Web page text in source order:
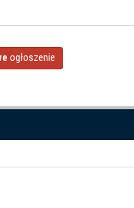
ogłoszenie